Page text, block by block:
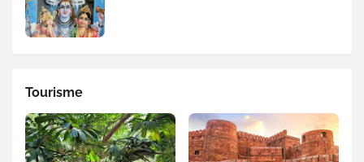
Tourisme